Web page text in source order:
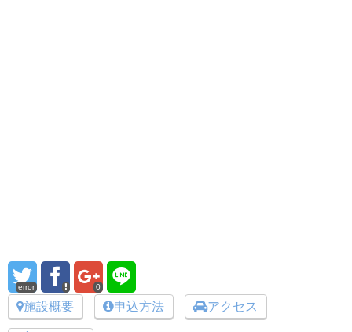
error 0
施設概要 申込方法 アクセス